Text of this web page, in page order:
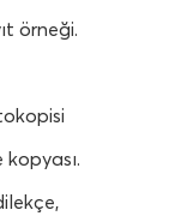
örneği.